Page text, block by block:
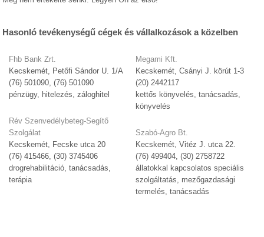
Hasonló tevékenységű cégek és vállalkozások a közelben
Fhb Bank Zrt.
Kecskemét, Petőfi Sándor U. 1/A
(76) 501090, (76) 501090
pénzügy, hitelezés, záloghitel
Rév Szenvedélybeteg-Segítő
Szolgálat
Kecskemét, Fecske utca 20
(76) 415466, (30) 3745406
drogrehabilitáció, tanácsadás,
terápia
Megami Kft.
Kecskemét, Csányi J. körút 1-3
(20) 2442117
kettős könyvelés, tanácsadás,
könyvelés
Szabó-Agro Bt.
Kecskemét, Vitéz J. utca 22.
(76) 499404, (30) 2758722
állatokkal kapcsolatos speciális
szolgáltatás, mezőgazdasági
termelés, tanácsadás